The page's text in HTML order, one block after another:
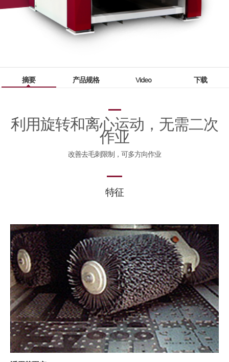
全球网络
国内分公司
FL3015 Fiber
割管专用机
折弯机
去毛刺机
特殊用途∨
焊接机
混合加工机
摘要 产品规格 Video 下载
利用旋转和离心运动，无需二次
作业
改善去毛刺限制，可多方向作业
特征